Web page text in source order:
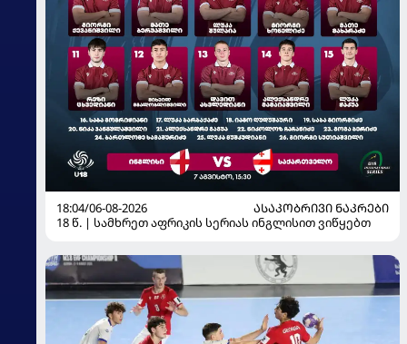
18:04/06-08-2026
ᲐᲡᲐᲙᲝᲑᲠᲘᲕᲘ ᲜᲐᲙᲠᲔᲑᲘ
18 წ. | სამხრეთ აფრიკის სერიას ინგლისით ვიწყებთ